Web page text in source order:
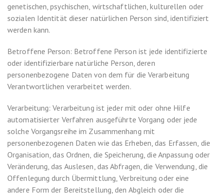
genetischen, psychischen, wirtschaftlichen, kulturellen oder
sozialen Identität dieser natürlichen Person sind, identifiziert
werden kann.
Betroffene Person: Betroffene Person ist jede identifizierte
oder identifizierbare natürliche Person, deren
personenbezogene Daten von dem für die Verarbeitung
Verantwortlichen verarbeitet werden.
Verarbeitung: Verarbeitung ist jeder mit oder ohne Hilfe
automatisierter Verfahren ausgeführte Vorgang oder jede
solche Vorgangsreihe im Zusammenhang mit
personenbezogenen Daten wie das Erheben, das Erfassen, die
Organisation, das Ordnen, die Speicherung, die Anpassung oder
Veränderung, das Auslesen, das Abfragen, die Verwendung, die
Offenlegung durch Übermittlung, Verbreitung oder eine
andere Form der Bereitstellung, den Abgleich oder die